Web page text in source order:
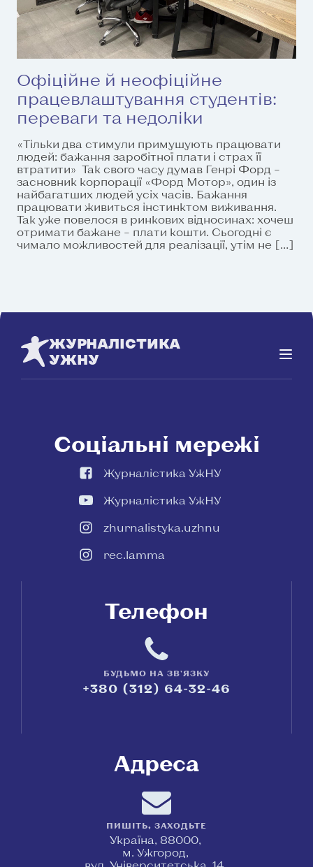
Офіційне й неофіційне
працевлаштування студентів:
переваги та недоліки
«Тільки два стимули примушують працювати
людей: бажання заробітної плати і страх її
втратити» Так свого часу думав Генрі Форд –
засновник корпорації «Форд Мотор», один із
найбагатших людей усіх часів. Бажання
працювати живиться інстинктом виживання.
Так уже повелося в ринкових відносинах: хочеш
отримати бажане – плати кошти. Сьогодні є
чимало можливостей для реалізації, утім не […]
ЖУРНАЛІСТИКА
УЖНУ
Соціальні мережі
Журналістика УжНУ
Журналістика УжНУ
zhurnalistyka.uzhnu
rec.lamma
Телефон
БУДЬМО НА ЗВ'ЯЗКУ
+380 (312) 64-32-46
Адреса
ПИШІТЬ, ЗАХОДЬТЕ
Україна, 88000,
м. Ужгород,